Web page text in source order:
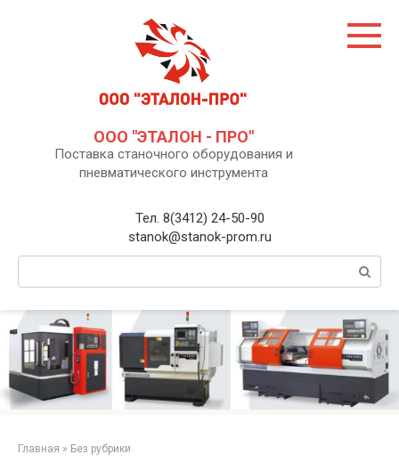
ООО "ЭТАЛОН - ПРО"
Поставка станочного оборудования и
пневматического инструмента
Тел. 8(3412) 24-50-90
stanok@stanok-prom.ru
Главная » Без рубрики